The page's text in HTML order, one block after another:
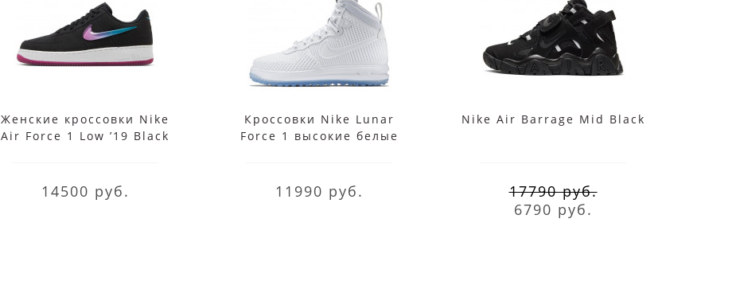
Женские кроссовки Nike
Air Force 1 Low ’19 Black
14500 руб.
Кроссовки Nike Lunar
Force 1 высокие белые
11990 руб.
Nike Air Barrage Mid Black
17790 руб.
6790 руб.